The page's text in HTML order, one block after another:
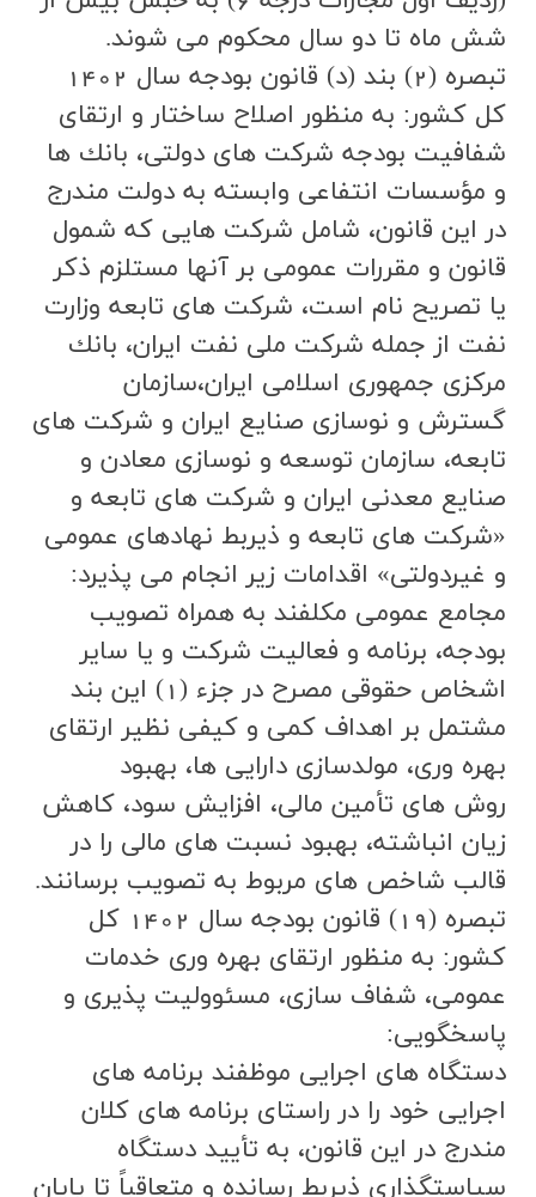
شش ماه تا دو سال محكوم مي شوند.
تبصره (2) بند (د) قانون بودجه سال 1402
کل کشور: به منظور اصلاح ساختار و ارتقاي
شفافيت بودجه شركت هاي دولتي، بانك ها
و مؤسسات انتفاعي وابسته به دولت مندرج
در اين قانون، شامل شركت هايي كه شمول
قانون و مقررات عمومي بر آنها مستلزم ذكر
يا تصريح نام است، شركت هاي تابعه وزارت
نفت از جمله شركت ملي نفت ايران، بانك
مركزي جمهوري اسلامي ايران،‌سازمان
گسترش و نوسازي صنايع ايران و شركت هاي
تابعه، سازمان توسعه و نوسازي معادن و
صنايع معدني ايران و شركت هاي تابعه و
«شركت هاي تابعه و ذيربط نهادهاي عمومي
و غيردولتي» اقدامات زير انجام مي پذيرد:
مجامع عمومي مكلفند به همراه تصويب
بودجه، برنامه و فعاليت شركت و يا ساير
اشخاص حقوقي مصرح در جزء (1) اين بند
مشتمل بر اهداف كمي و كيفي نظير ارتقاي
بهره وري، مولدسازي دارايي ها، بهبود
روش هاي تأمين مالي، افزايش سود، كاهش
زيان انباشته، بهبود نسبت هاي مالي را در
قالب شاخص هاي مربوط به تصويب برسانند.
تبصره (19) قانون بودجه سال 1402 کل
کشور: به منظور ارتقاي بهره وري خدمات
عمومي، شفاف سازي، مسئووليت پذيري و
پاسخگويي:
دستگاه هاي اجرايي موظفند برنامه هاي
اجرايي خود را در راستاي برنامه هاي كلان
مندرج در اين قانون، به تأييد دستگاه
سياستگذاري ذيربط رسانده و متعاقباً تا پايان